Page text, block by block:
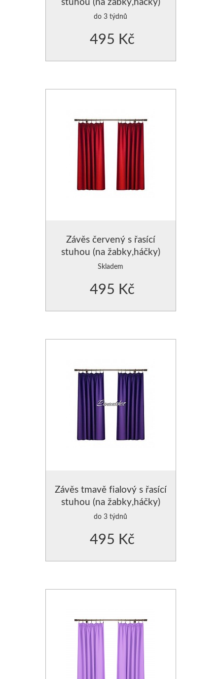
do 3 týdnů
495 Kč
Závěs červený s řasící
stuhou (na žabky,háčky)
Skladem
495 Kč
Závěs tmavě fialový s řasící
stuhou (na žabky,háčky)
do 3 týdnů
495 Kč